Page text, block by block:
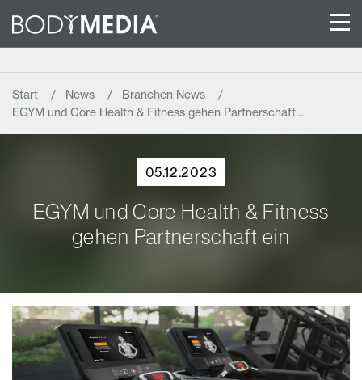
Start News
Branchen News
EGYM und Core Health & Fitness gehen Partnerschaft…
05.12.2023
EGYM und Core Health & Fitness
gehen Partnerschaft ein